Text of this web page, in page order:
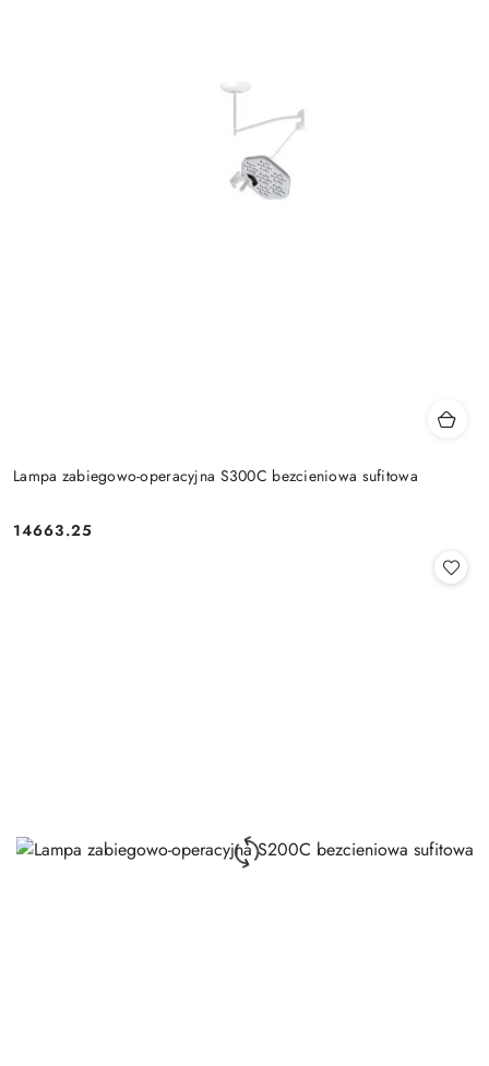
Lampa zabiegowo-operacyjna S300C bezcieniowa sufitowa
Cena:
14663.25